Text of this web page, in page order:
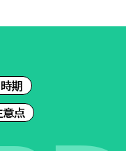
期
点